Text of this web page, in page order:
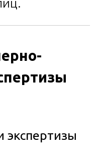
экспертизы